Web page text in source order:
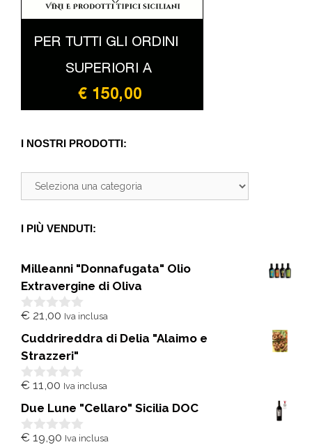
I NOSTRI PRODOTTI:
I PIÙ VENDUTI:
Milleanni "Donnafugata" Olio
Extravergine di Oliva
0
u
5
€ 21,00 Iva inclusa
Cuddrireddra di Delia "Alaimo e
Strazzeri"
0
u
5
€ 11,00 Iva inclusa
Due Lune "Cellaro" Sicilia DOC
0
€ 19,90 Iva inclusa